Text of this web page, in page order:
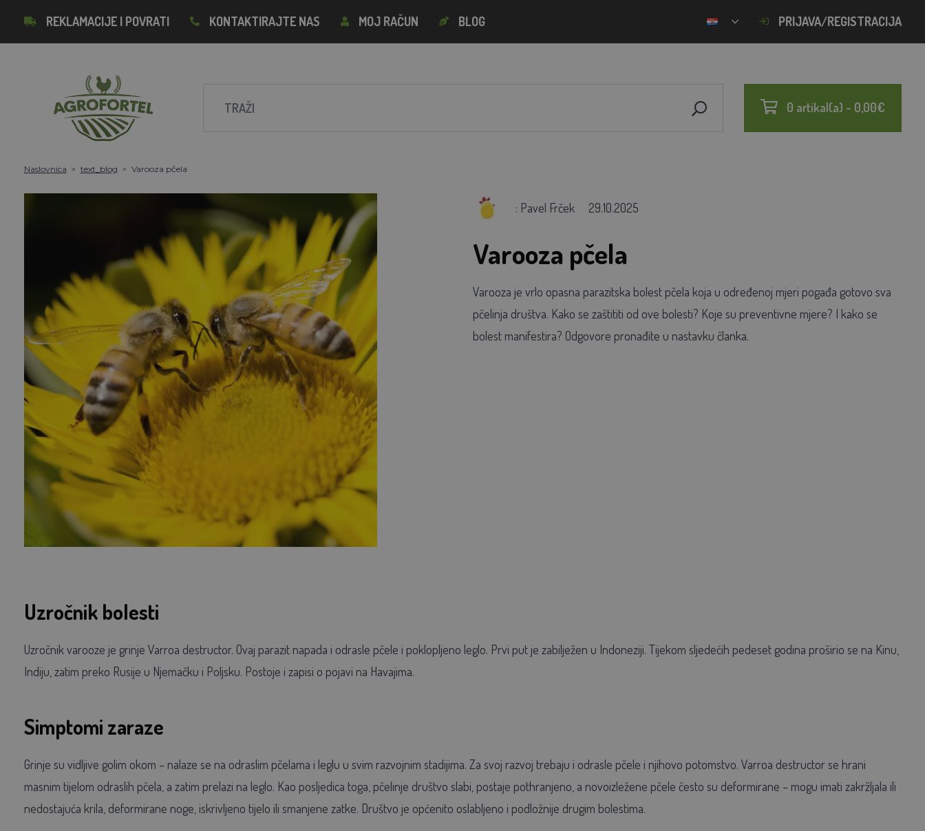
REKLAMACIJE I POVRATI KONTAKTIRAJTE NAS MOJ RAČUN BLOG PRIJAVA/REGISTRACIJA
0 artikal(a) - 0,00€
Naslovnica text_blog Varooza pčela
: Pavel Frček 29.10.2025
Varooza pčela
Varooza je vrlo opasna parazitska bolest pčela koja u određenoj mjeri pogađa gotovo sva
pčelinja društva. Kako se zaštititi od ove bolesti? Koje su preventivne mjere? I kako se
bolest manifestira? Odgovore pronađite u nastavku članka.
Uzročnik bolesti
Uzročnik varooze je grinje Varroa destructor. Ovaj parazit napada i odrasle pčele i poklopljeno leglo. Prvi put je zabilježen u Indoneziji. Tijekom sljedećih pedeset godina proširio se na Kinu,
Indiju, zatim preko Rusije u Njemačku i Poljsku. Postoje i zapisi o pojavi na Havajima.
Simptomi zaraze
Grinje su vidljive golim okom – nalaze se na odraslim pčelama i leglu u svim razvojnim stadijima. Za svoj razvoj trebaju i odrasle pčele i njihovo potomstvo. Varroa destructor se hrani
masnim tijelom odraslih pčela, a zatim prelazi na leglo. Kao posljedica toga, pčelinje društvo slabi, postaje pothranjeno, a novoizležene pčele često su deformirane – mogu imati zakržljala ili
nedostajuća krila, deformirane noge, iskrivljeno tijelo ili smanjene zatke. Društvo je općenito oslabljeno i podložnije drugim bolestima.